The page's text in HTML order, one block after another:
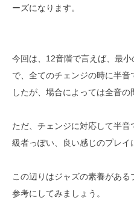
ーズになります。
今回は、12音階で言えば、最
で、全てのチェンジの時に半
したが、場合によっては全音の
ただ、チェンジに対応して半
級者っぽい、良い感じのプレイ
この辺りはジャズの素養がある
参考にしてみましょう。